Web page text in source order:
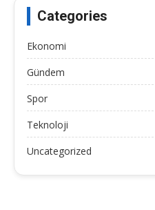
Categories
Ekonomi
Gündem
Spor
Teknoloji
Uncategorized